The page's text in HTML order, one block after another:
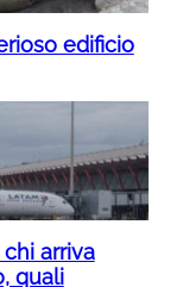
edificio
arriva
quali